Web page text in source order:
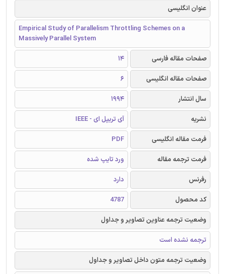
عنوان انگلیسی
Empirical Study of Parallelism Throttling Schemes on a
Massively Parallel System
صفحات مقاله فارسی
14
صفحات مقاله انگلیسی
6
سال انتشار
1994
نشریه
آی تریپل ای - IEEE
فرمت مقاله انگلیسی
PDF
فرمت ترجمه مقاله
ورد تایپ شده
رفرنس
دارد
کد محصول
4787
وضعیت ترجمه عناوین تصاویر و جداول
ترجمه نشده است
وضعیت ترجمه متون داخل تصاویر و جداول